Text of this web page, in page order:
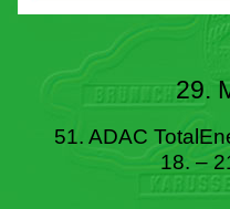
29.
51. ADAC
18. –